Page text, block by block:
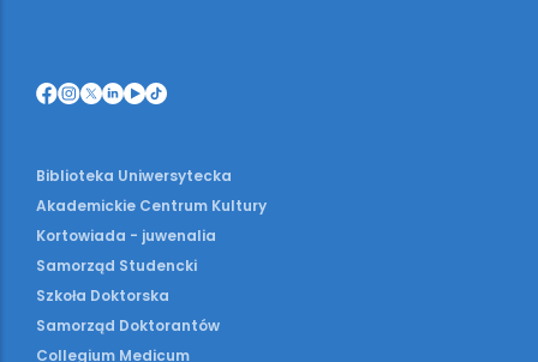
Biblioteka Uniwersytecka
Akademickie Centrum Kultury
Kortowiada - juwenalia
Samorząd Studencki
Szkoła Doktorska
Samorząd Doktorantów
Collegium Medicum